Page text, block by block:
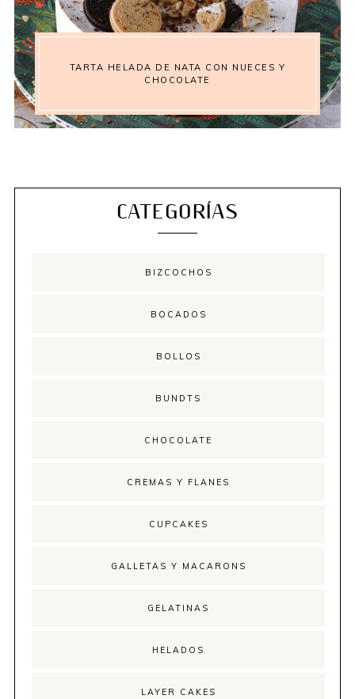
TARTA HELADA DE NATA CON NUECES Y
CHOCOLATE
CATEGORÍAS
BIZCOCHOS
BOCADOS
BOLLOS
BUNDTS
CHOCOLATE
CREMAS Y FLANES
CUPCAKES
GALLETAS Y MACARONS
GELATINAS
HELADOS
LAYER CAKES